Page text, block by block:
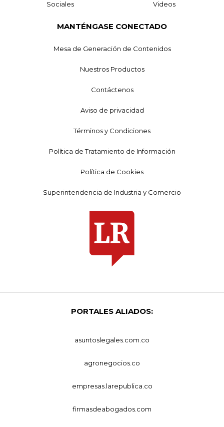
Sociales Videos
MANTÉNGASE CONECTADO
Mesa de Generación de Contenidos
Nuestros Productos
Contáctenos
Aviso de privacidad
Términos y Condiciones
Política de Tratamiento de Información
Política de Cookies
Superintendencia de Industria y Comercio
PORTALES ALIADOS:
asuntoslegales.com.co
agronegocios.co
empresas.larepublica.co
firmasdeabogados.com